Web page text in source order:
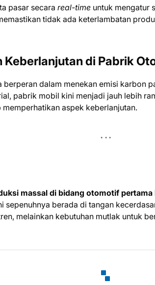
pasar secara real-time untuk mengatur
tidak ada keterlambatan
Keberlanjutan di Pabrik
berperan dalam menekan emisi karbon
pabrik mobil kini menjadi jauh lebih
aspek keberlanjutan.
massal di bidang otomotif pertama
sepenuhnya berada di tangan
melainkan kebutuhan mutlak untuk